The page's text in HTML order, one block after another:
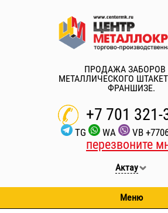
ПРОДАЖА ЗАБОРОВ
МЕТАЛЛИЧЕСКОГО
ФРАНШИЗЕ.
+7 701 321-
TG WA VB
перезвоните
Актау
Меню